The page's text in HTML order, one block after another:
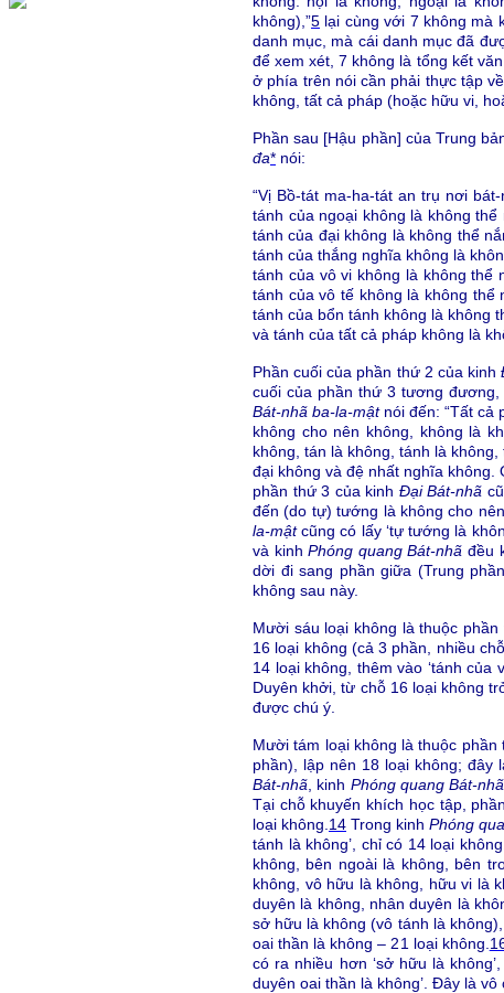
không),”5 lại cùng với 7 không mà
danh mục, mà cái danh mục đã
để xem xét, 7 không là tổng kết
ở phía trên nói cần phải thực tập
không, tất cả pháp (hoặc hữu vi,
Phần sau [Hậu phần] của Trung
đa* nói:
“Vị Bồ-tát ma-ha-tát an trụ nơi
tánh của ngoại không là không
tánh của đại không là không thể
tánh của thắng nghĩa không là
tánh của vô vi không là không thể
tánh của vô tế không là không thể
tánh của bổn tánh không là không
và tánh của tất cả pháp không là
Phần cuối của phần thứ 2 của kinh
cuối của phần thứ 3 tương đương,
Bát-nhã ba-la-mậtnói đến: “Tất cả
không cho nên không, không là
không, tán là không, tánh là
đại không và đệ nhất nghĩa không.
phần thứ 3 của kinh Đại Bát-nhã
đến (do tự) tướng là không cho
la-mậtcũng có lấy ‘tự tướng là
và kinhPhóng quang Bát-nhã đều
dời đi sang phần giữa (Trung
không sau này.
Mười sáu loại không là thuộc
16 loại không (cả 3 phần, nhiều
14 loại không, thêm vào ‘tánh của
Duyên khởi, từ chỗ 16 loại không
được chú ý.
Mười tám loại không là thuộc
phần), lập nên 18 loại không; đây
Bát-nhã , kinh Phóng quang Bát-nhã
Tại chỗ khuyến khích học tập,
loại không. 14 Trong kinh Phóng
tánh là không’, chỉ có 14 loại không.
không, bên ngoài là không, bên
không, vô hữu là không, hữu vi là
duyên là không, nhân duyên là
sở hữu là không (vô tánh là
oai thần là không – 21 loại không.
có ra nhiều hơn ‘sở hữu là không’,
duyên oai thần là không’. Đây là